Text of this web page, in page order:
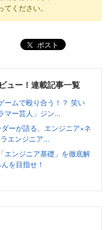
てください。
ポスト
ュー！連載記事一覧
ームで殴り合う！？ 笑い
マー芸人」ジン...
ーが語る、エンジニア×ネ
エンジニア...
エンジニア基礎」を徹底解
を目指せ！